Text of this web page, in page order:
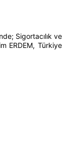
Sigortacılık ve
ERDEM, Türkiye